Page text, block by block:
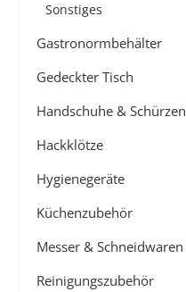
Sonstiges
Gastronormbehälter
Gedeckter Tisch
Handschuhe & Schürzen
Hackklötze
Hygienegeräte
Küchenzubehör
Messer & Schneidwaren
Reinigungszubehör